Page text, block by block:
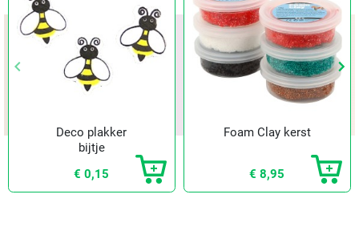
Vorige
keyboard_arrow_left keyboard_arrow_right
Vorige
keyboard_arrow_left keyboard_arrow_right
Deco plakker
bijtje
€ 0,15
Foam Clay kerst
€ 8,95